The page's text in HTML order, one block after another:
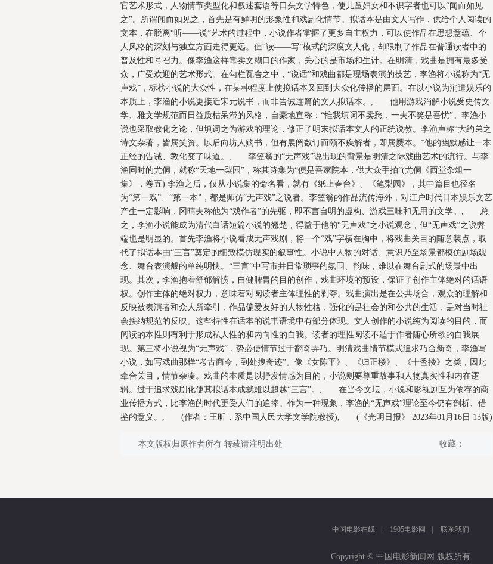
官艺术形式，人物情节类型化和叙述套语等口头文学特色，使儿童妇女和不识字者也可以“闻而如见
之”。所谓闻而如见之，首先是有鲜明的形象性和戏剧化情节。拟话本是由文人写作，供给个人阅读的
文本，在脱离“听——说”艺术的过程中，小说作者掌握了更多自主权力，可以使作品在思想意蕴、个
人风格的深刻与独立方面走得更远。但“读——写”模式的深度文人化，却限制了作品在普通读者中的
普及性和号召力。像李渔这样靠卖文糊口的作家，关心的是市场和生计。在明清，戏曲是拥有最多受
众，广受欢迎的艺术形式。在勾栏瓦舍之中，“说话”和戏曲都是现场表演的技艺，李渔将小说称为“无
声戏”，标榜小说的大众性，在某种程度上使拟话本又回到大众化传播的层面。在以小说为消遣娱乐的
本质上，李渔的小说更接近宋元说书，而非告诫连篇的文人拟话本。, 他用游戏消解小说受史传文
学、雅文学规范而日益质枯呆滞的风格，自豪地宣称：“惟我填词不卖愁，一夫不笑是吾忧”。李渔小
说也采取教化之论，但填词之为游戏的理论，修正了明末拟话本文人的正统说教。李渔声称“大约弟之
诗文杂著，皆属笑资。以后向坊人购书，但有展阅数订而颐不疾解者，即属赝本。”他的幽默感让一本
正经的告诫、教化变了味道。, 李笠翁的“无声戏”说出现的背景是明清之际戏曲艺术的流行。与李
渔同时的尤侗，就称“天地一梨园”，称其诗集为“便是吾家院本，供大众手拍”(尤侗《西堂杂俎一
集》，卷五) 李渔之后，仅从小说集的命名看，就有《纸上春台》、《笔梨园》，其中篇目也径名
为“第一戏”、“第一本”，都是师仿“无声戏”之说者。李笠翁的作品流传海外，对江户时代日本娱乐文艺
产生一定影响，冈晴夫称他为“戏作者”的先驱，即不言自明的虚构、游戏三味和无用的文学。, 总
之，李渔小说能成为清代白话短篇小说的翘楚，得益于他的“无声戏”之小说观念，但“无声戏”之说弊
端也是明显的。首先李渔将小说看成无声戏剧，将一个“戏”字横在胸中，将戏曲关目的随意装点，取
代了拟话本由“三言”奠定的细致模仿现实的叙事性。小说中人物的对话、意识乃至场景都模仿剧场观
念、舞台表演般的单纯明快。“三言”中写市井日常琐事的氛围、韵味，难以在舞台剧式的场景中出
现。其次，李渔抱着舒郁解愤，自健脾胃的目的创作，戏曲环境的预设，保证了创作主体绝对的话语
权。创作主体的绝对权力，意味着对阅读者主体理性的剥夺。戏曲演出是在公共场合，观众的理解和
反映被表演者和众人所牵引，作品偏爱友好的人物性格，强化的是社会的和公共的生活，是对当时社
会接纳规范的反映。这些特性在话本的说书语境中有部分体现。文人创作的小说纯为阅读的目的，而
阅读的本性则有利于形成私人性的和内向性的自我。读者的理性阅读不适于作者随心所欲的自我展
现。第三将小说视为“无声戏”，势必使情节过于翻奇弄巧。明清戏曲情节模式追求巧合新奇，李渔写
小说，如写戏曲那样“考古商今，到处搜奇迹”。像《女陈平》、《归正楼》、《十巹搂》之类，因此
牵合关目，情节杂凑。戏曲的本质是以抒发情感为目的，小说则要尊重故事和人物真实性和内在逻
辑。过于追求戏剧化使其拟话本成就难以超越“三言”。, 在当今文坛，小说和影视剧互为依存的商
业传播方式，比李渔的时代更受人们的追捧。作为一种现象，李渔的“无声戏”理论至今仍有剖析、借
鉴的意义。, (作者：王昕，系中国人民大学文学院教授), (《光明日报》 2023年01月16日 13版)
本文版权归原作者所有 转载请注明出处 收藏：
中国电影在线 | 1905电影网 | 联系我们
Copyright © 中国电影新闻网 版权所有